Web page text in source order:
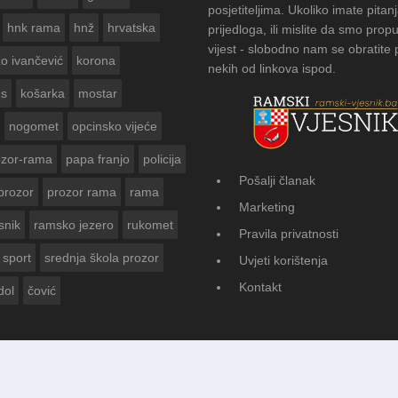
VJESNIKA ZA
hnk rama hnž hrvatska
ivančević korona
košarka mostar
nogomet opcinsko vijeće
rama papa franjo policija
prozor rama rama
ramsko jezero rukomet
sport srednja škola prozor
čović
posjetiteljima. Ukoliko imate
prijedloga, ili mislite da smo
vijest - slobodno nam se obratite
nekih od linkova ispod.
Pošalji članak
Marketing
Pravila privatnosti
Uvjeti korištenja
Kontakt